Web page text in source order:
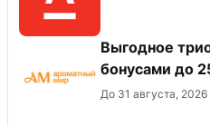
Выгодное
бонусами до
До 31 августа, 2026